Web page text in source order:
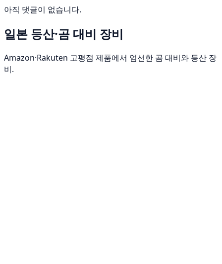
아직 댓글이 없습니다.
일본 등산·곰 대비 장비
Amazon·Rakuten 고평점 제품에서 엄선한 곰 대비와 등산 장
비.